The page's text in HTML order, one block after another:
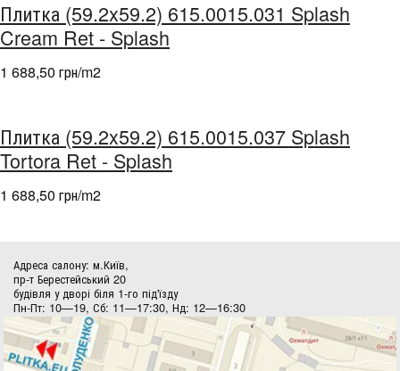
Плитка (59.2x59.2) 615.0015.031 Splash
Cream Ret - Splash
1 688,50 грн/m2
Плитка (59.2x59.2) 615.0015.037 Splash
Tortora Ret - Splash
1 688,50 грн/m2
Адреса салону: м.Київ,
пр-т Берестейський 20
будівля у дворі біля 1-го під'їзду
Пн-Пт: 10—19, Сб: 11—17:30, Нд: 12—16:30